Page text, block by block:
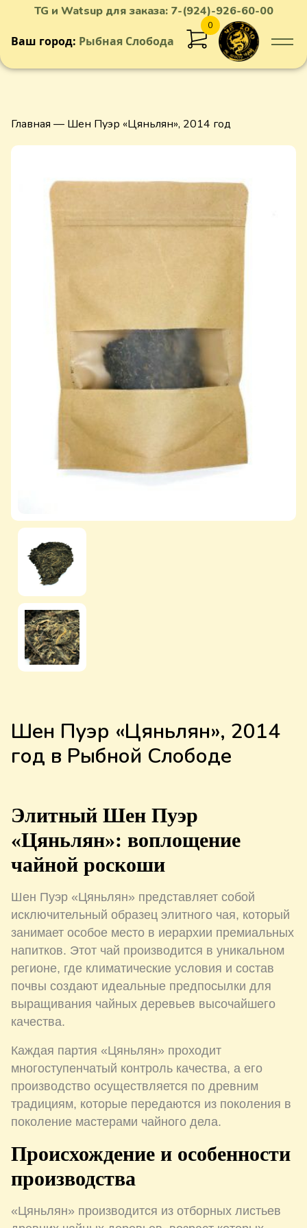
TG и Watsup для заказа: 7-(924)-926-60-00
Ваш город: Рыбная Слобода
0
Главная — Шен Пуэр «Цяньлян», 2014 год
Шен Пуэр «Цяньлян», 2014
год в Рыбной Слободе
Элитный Шен Пуэр
«Цяньлян»: воплощение
чайной роскоши
Шен Пуэр «Цяньлян» представляет собой
исключительный образец элитного чая, который
занимает особое место в иерархии премиальных
напитков. Этот чай производится в уникальном
регионе, где климатические условия и состав
почвы создают идеальные предпосылки для
выращивания чайных деревьев высочайшего
качества.
Каждая партия «Цяньлян» проходит
многоступенчатый контроль качества, а его
производство осуществляется по древним
традициям, которые передаются из поколения в
поколение мастерами чайного дела.
Происхождение и особенности
производства
«Цяньлян» производится из отборных листьев